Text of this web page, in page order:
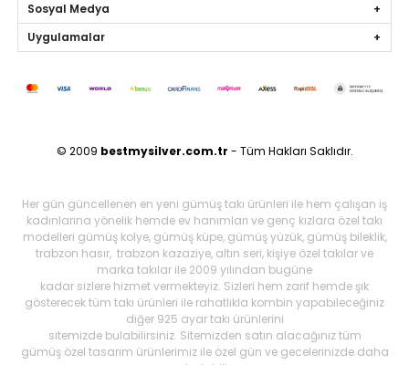
Sosyal Medya
Uygulamalar
© 2009 bestmysilver.com.tr - Tüm Hakları Saklıdır.
Her gün güncellenen en yeni gümüş takı ürünleri ile hem çalışan iş
kadınlarına yönelik hemde ev hanımları ve genç kızlara özel takı
modelleri gümüş kolye, gümüş küpe, gümüş yüzük, gümüş bileklik,
trabzon hasır, trabzon kazaziye, altın seri, kişiye özel takılar ve
marka takılar ile 2009 yılından bugüne
kadar sizlere hizmet vermekteyiz. Sizleri hem zarif hemde şık
gösterecek tüm takı ürünleri ile rahatlıkla kombin yapabileceğiniz
diğer 925 ayar takı ürünlerini
sitemizde bulabilirsiniz. Sitemizden satın alacağınız tüm
gümüş özel tasarım ürünlerimiz ile özel gün ve gecelerinizde daha